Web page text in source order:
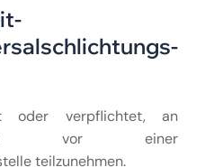
verpflichtet, an
vor einer
teilzunehmen.